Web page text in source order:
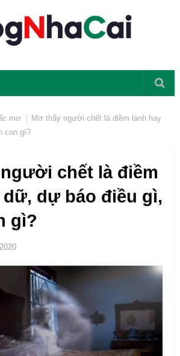
mơ
Mơ thấy người chết là điềm lành hay
con gì?
chết là điềm
dữ, dự báo điều gì,
gì?